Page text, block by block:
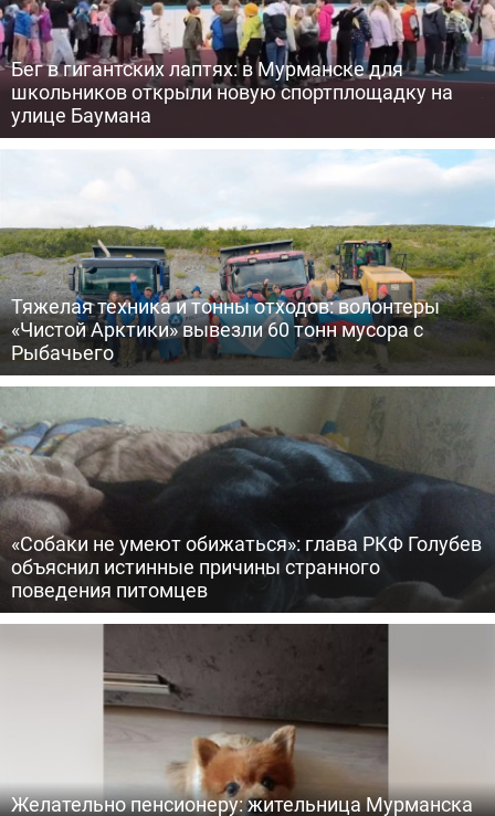
Бег в гигантских лаптях: в Мурманске для
школьников открыли новую спортплощадку на
улице Баумана
Тяжелая техника и тонны отходов: волонтеры
«Чистой Арктики» вывезли 60 тонн мусора с
Рыбачьего
«Собаки не умеют обижаться»: глава РКФ Голубев
объяснил истинные причины странного
поведения питомцев
Желательно пенсионеру: жительница Мурманска